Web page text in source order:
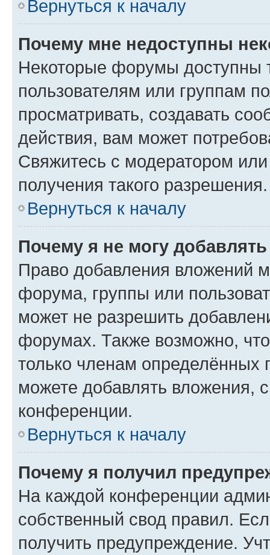
Вернуться к началу
Почему мне недоступны
Некоторые форумы доступны
пользователям или группам
просматривать, создавать
действия, вам может
Свяжитесь с модератором
получения такого разрешения.
Вернуться к началу
Почему я не могу
Право добавления вложений
форума, группы или
может не разрешить
форумах. Также возможно,
только членам определённых
можете добавлять вложения,
конференции.
Вернуться к началу
Почему я получил
На каждой конференции
собственный свод правил.
получить предупреждение.